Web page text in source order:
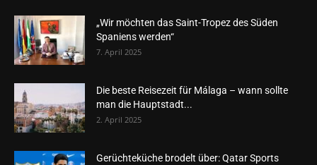
„Wir möchten das Saint-Tropez des Süden
Spaniens werden“
7. April 2025
Die beste Reisezeit für Málaga – wann sollte
man die Hauptstadt...
2. April 2025
Gerüchteküche brodelt über: Qatar Sports